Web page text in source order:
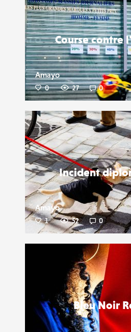
Course contre
Amayo
0 27 0
Incident
Amayo
1 52 0
Bleu Noir